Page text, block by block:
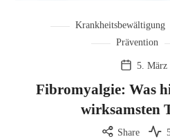
Krankheitsbewältigung
Prävention
5. März
Fibromyalgie: Was
wirksamsten
Share